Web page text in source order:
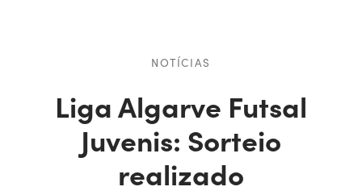
NOTÍCIAS
Liga Algarve Futsal
Juvenis: Sorteio
realizado